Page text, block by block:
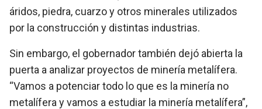
áridos, piedra, cuarzo y otros minerales utilizados
por la construcción y distintas industrias.
Sin embargo, el gobernador también dejó abierta la
puerta a analizar proyectos de minería metalífera.
“Vamos a potenciar todo lo que es la minería no
metalífera y vamos a estudiar la minería metalífera”,